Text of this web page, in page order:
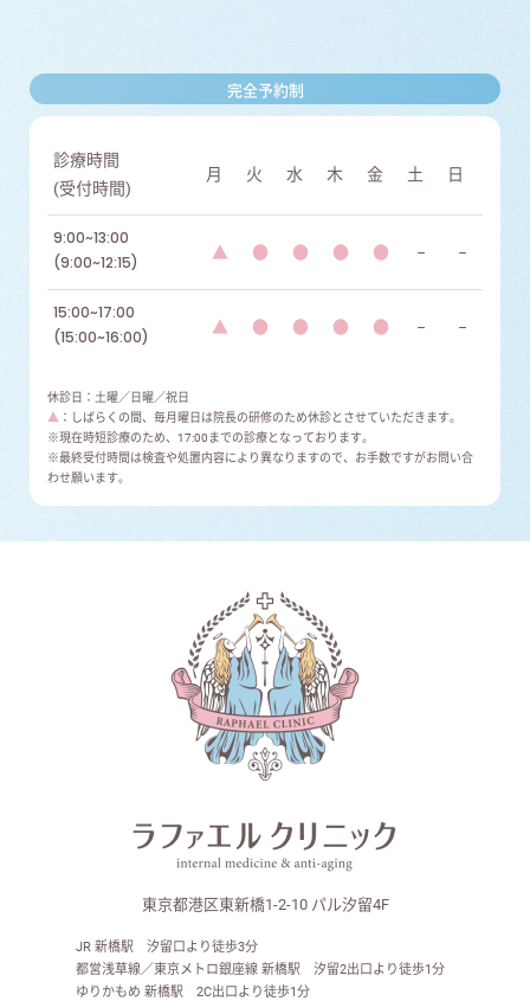
完全予約制
診療時間
(受付時間)
月 火 水 木 金 土 日
9:00~13:00
(9:00~12:15)
▲ ● ● ● ● − −
15:00~17:00
(15:00~16:00)
▲ ● ● ● ● − −
休診日：土曜／日曜／祝日
▲ ：しばらくの間、毎月曜日は院長の研修のため休診とさせていただきます。
※現在時短診療のため、17:00までの診療となっております。
※最終受付時間は検査や処置内容により異なりますので、お手数ですがお問い合
わせ願います。
東京都港区東新橋1-2-10 パル汐留4F
JR 新橋駅 汐留口より徒歩3分
都営浅草線／東京メトロ銀座線 新橋駅 汐留2出口より徒歩1分
ゆりかもめ 新橋駅 2C出口より徒歩1分